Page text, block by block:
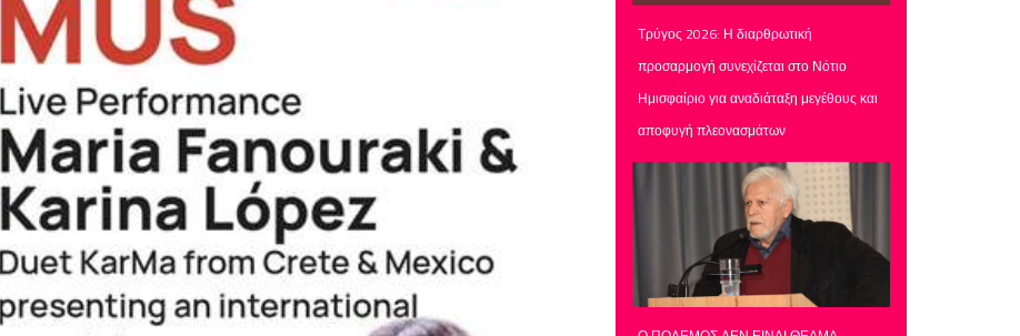
Τρύγος 2026: Η διαρθρωτική
προσαρμογή συνεχίζεται στο Νότιο
Ημισφαίριο για αναδιάταξη μεγέθους και
αποφυγή πλεονασμάτων